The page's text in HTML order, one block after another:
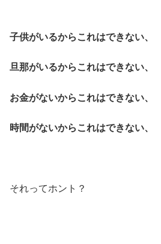
子供がいるからこれはできない、
旦那がいるからこれはできない、
お金がないからこれはできない、
時間がないからこれはできない、
それってホント？